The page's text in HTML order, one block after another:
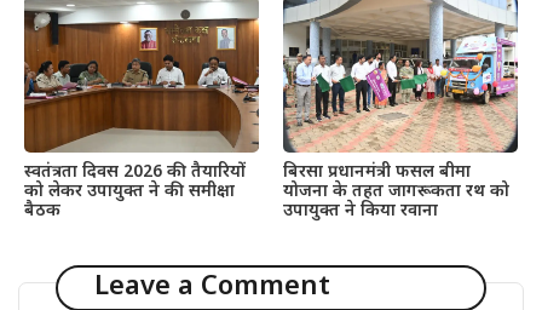
स्वतंत्रता दिवस 2026 की तैयारियों
को लेकर उपायुक्त ने की समीक्षा
बैठक
बिरसा प्रधानमंत्री फसल बीमा
योजना के तहत जागरूकता रथ को
उपायुक्त ने किया रवाना
Leave a Comment